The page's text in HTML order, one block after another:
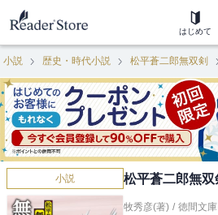
はじめて
小説 歴史・時代小説 松平蒼二郎無双剣
小説 松平蒼二郎無
牧秀彦(著) / 徳間文庫